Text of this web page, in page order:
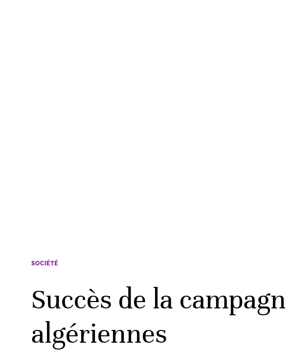
SOCIÉTÉ
Succès de la
algériennes